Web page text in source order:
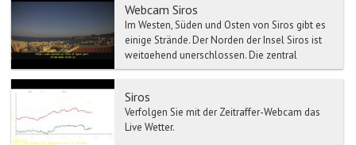
Webcam Siros
Im Westen, Süden und Osten von Siros gibt es
einige Strände. Der Norden der Insel Siros ist
weitgehend unerschlossen. Die zentral
gelegene Kykladen...
Siros
Verfolgen Sie mit der Zeitraffer-Webcam das
Live Wetter.